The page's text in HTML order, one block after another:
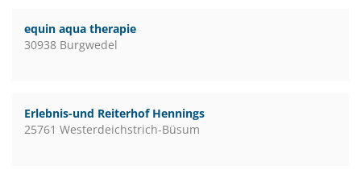
equin aqua therapie
30938 Burgwedel
Erlebnis-und Reiterhof Hennings
25761 Westerdeichstrich-Büsum